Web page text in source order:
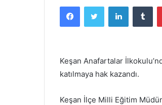
posta
göndermek
FacebookTwitter LinkedIn
Keşan Anafartalar
katılmaya hak kazandı.
Keşan İlçe Milli Eğitim